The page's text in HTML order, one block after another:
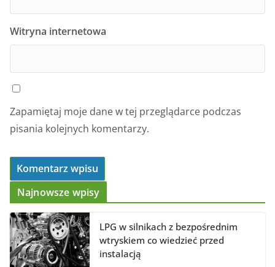
Witryna internetowa
Zapamiętaj moje dane w tej przeglądarce podczas
pisania kolejnych komentarzy.
Najnowsze wpisy
LPG w silnikach z bezpośrednim
wtryskiem co wiedzieć przed
instalacją